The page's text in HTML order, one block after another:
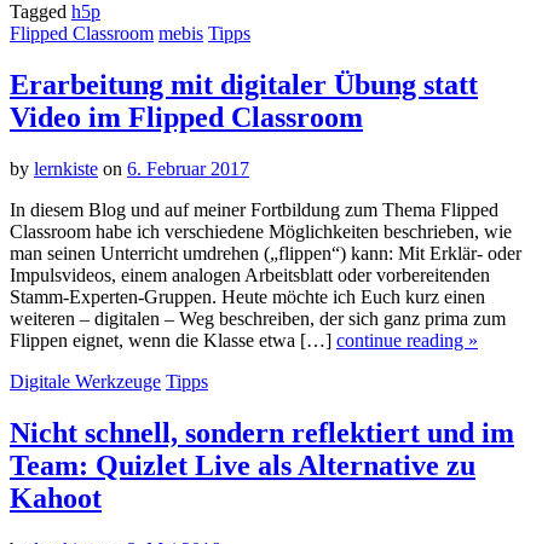
Tagged h5p
Flipped Classroom mebis Tipps
Erarbeitung mit digitaler Übung statt
Video im Flipped Classroom
by lernkiste on 6. Februar 2017
In diesem Blog und auf meiner Fortbildung zum Thema Flipped
Classroom habe ich verschiedene Möglichkeiten beschrieben, wie
man seinen Unterricht umdrehen („flippen“) kann: Mit Erklär- oder
Impulsvideos, einem analogen Arbeitsblatt oder vorbereitenden
Stamm-Experten-Gruppen. Heute möchte ich Euch kurz einen
weiteren – digitalen – Weg beschreiben, der sich ganz prima zum
Flippen eignet, wenn die Klasse etwa […] continue reading »
Digitale Werkzeuge Tipps
Nicht schnell, sondern reflektiert und im
Team: Quizlet Live als Alternative zu
Kahoot